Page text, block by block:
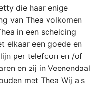
die haar enige
van Thea volkomen
in een scheiding
elkaar een goede en
per telefoon en /of
en zij in Veenendaal
met Thea Wij als